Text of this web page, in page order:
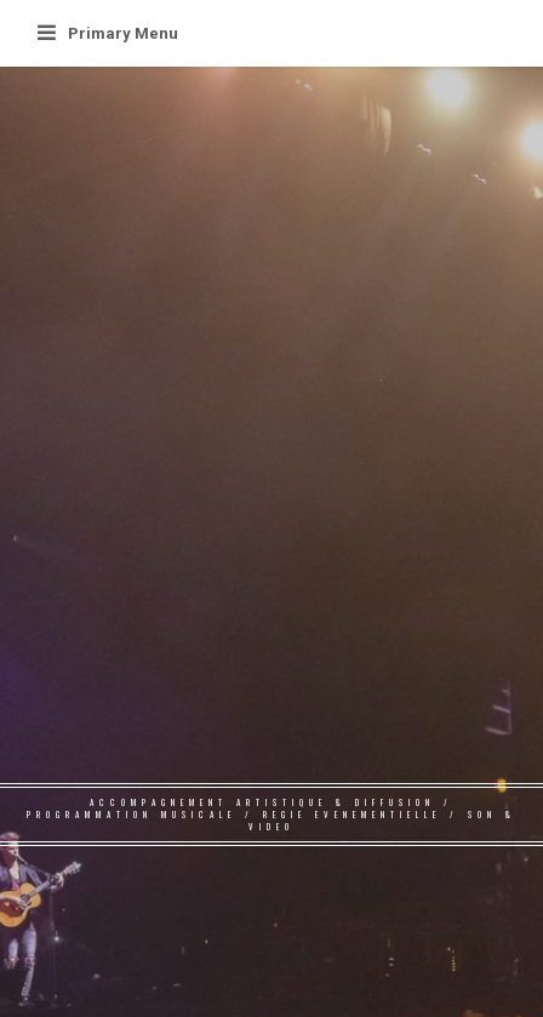
Primary Menu
ACCOMPAGNEMENT ARTISTIQUE & DIFFUSION /
PROGRAMMATION MUSICALE / REGIE EVENEMENTIELLE / SON &
VIDEO